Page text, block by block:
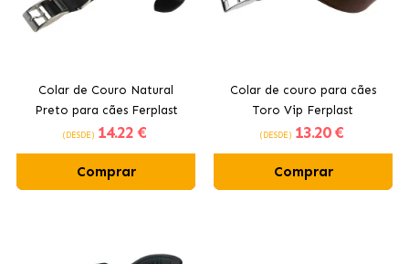
Colar de Couro Natural
Preto para cães Ferplast
(DESDE) 14.22 €
Comprar
Colar de couro para cães
Toro Vip Ferplast
(DESDE) 13.20 €
Comprar